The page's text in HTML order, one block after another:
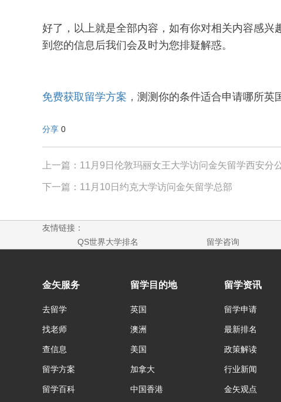
好了，以上就是全部内容，如有你对相关内容感兴
到您的信息后我们会及时为您排疑解惑。
免费获取留学方案 ， 测测你的条件适合申请哪所英
分享 0
上一篇：11月9日伦敦玛丽女王大学访问金矢留学西安分
下一篇：11月10日约克大学访问金矢留学总部
友情链接：
QS世界大学排名
留学咨询
金矢服务
去留学
找老师
查信息
留学方案
留学百科
留学目的地
英国
澳洲
美国
加拿大
中国香港
留学资讯
留学申请
最新排名
政策解读
行业新闻
金矢观点